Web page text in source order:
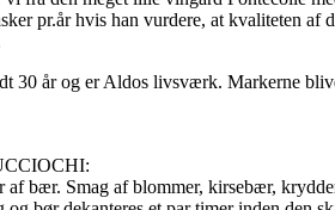
pr.år hvis han vurdere, at kvaliteten
30 år og er Aldos livsværk. Markerne
af bær. Smag af blommer, kirsebær,